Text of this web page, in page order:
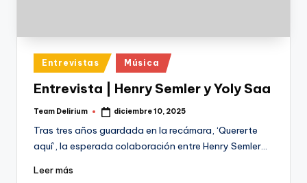
Publicado
en
Entrevistas Música
Entrevista | Henry Semler y Yoly Saa
Publicado
Team Delirium diciembre 10, 2025
Tras tres años guardada en la recámara, ‘Quererte
aquí’, la esperada colaboración entre Henry Semler…
Leer más